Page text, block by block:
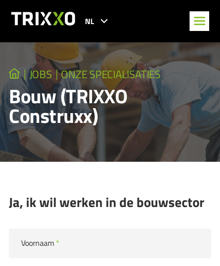
NL
JOBS ONZE SPECIALISATIES
Bouw (TRIXXO
Construxx)
Ja, ik wil werken in de bouwsector
Voornaam *